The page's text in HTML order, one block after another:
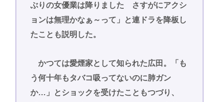
ぶりの女優業は降りました さすがにアクシ
ョンは無理かなぁ～って」と連ドラを降板し
たことも説明した。
かつては愛煙家として知られた広田。「も
う何十年もタバコ吸ってないのに肺ガン
か…」とショックを受けたこともつづり、